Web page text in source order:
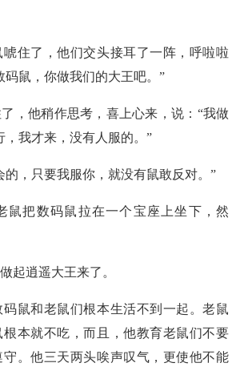
住了，他们交头接耳了一阵，呼啦啦
码鼠，你做我们的大王吧。”
，他稍作思考，喜上心来，说：“我做
，我才来，没有人服的。”
的，只要我服你，就没有鼠敢反对。”
鼠把数码鼠拉在一个宝座上坐下，然
起逍遥大王来了。
鼠和老鼠们根本生活不到一起。老鼠
本就不吃，而且，他教育老鼠们不要
。他三天两头唉声叹气，更使他不能